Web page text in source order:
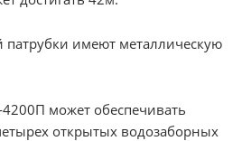
имеют металлическую
может обеспечивать
открытых водозаборных